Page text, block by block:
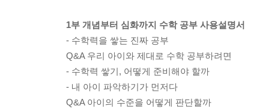
1부 개념부터 심화까지 수학 공부 사용설명서
- 수학력을 쌓는 진짜 공부
Q&A 우리 아이와 제대로 수학 공부하려면
- 수학력 쌓기, 어떻게 준비해야 할까
- 내 아이 파악하기가 먼저다
Q&A 아이의 수준을 어떻게 판단할까